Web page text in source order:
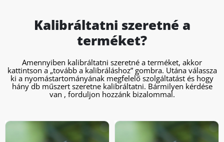
Kalibráltatni szeretné a
terméket?
Amennyiben kalibráltatni szeretné a terméket, akkor
kattintson a „tovább a kalibráláshoz” gombra. Utána válassza
ki a nyomástartományának megfelelő szolgáltatást és hogy
hány db műszert szeretne kalibráltatni. Bármilyen kérdése
van , forduljon hozzánk bizalommal.